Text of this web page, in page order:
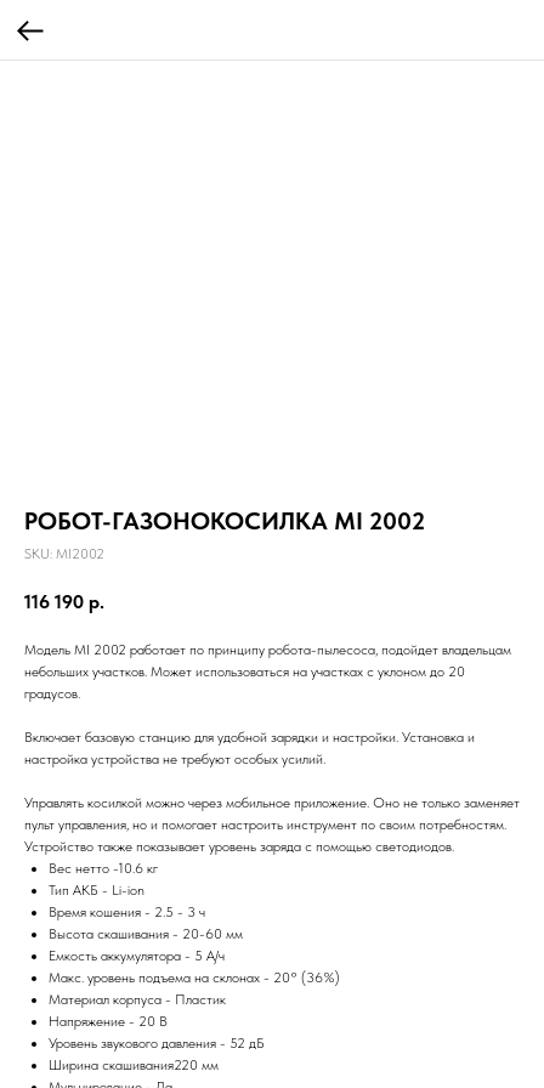
РОБОТ-ГАЗОНОКОСИЛКА MI 2002
SKU: MI2002
116 190 р.
Модель MI 2002 работает по принципу робота-пылесоса, подойдет владельцам
небольших участков. Может использоваться на участках с уклоном до 20
градусов.
Включает базовую станцию для удобной зарядки и настройки. Установка и
настройка устройства не требуют особых усилий.
Управлять косилкой можно через мобильное приложение. Оно не только заменяет
пульт управления, но и помогает настроить инструмент по своим потребностям.
Устройство также показывает уровень заряда с помощью светодиодов.
Вес нетто -10.6 кг
Тип АКБ - Li-ion
Время кошения - 2.5 - 3 ч
Высота скашивания - 20-60 мм
Емкость аккумулятора - 5 А/ч
Макс. уровень подъема на склонах - 20° (36%)
Материал корпуса - Пластик
Напряжение - 20 В
Уровень звукового давления - 52 дБ
Ширина скашивания220 мм